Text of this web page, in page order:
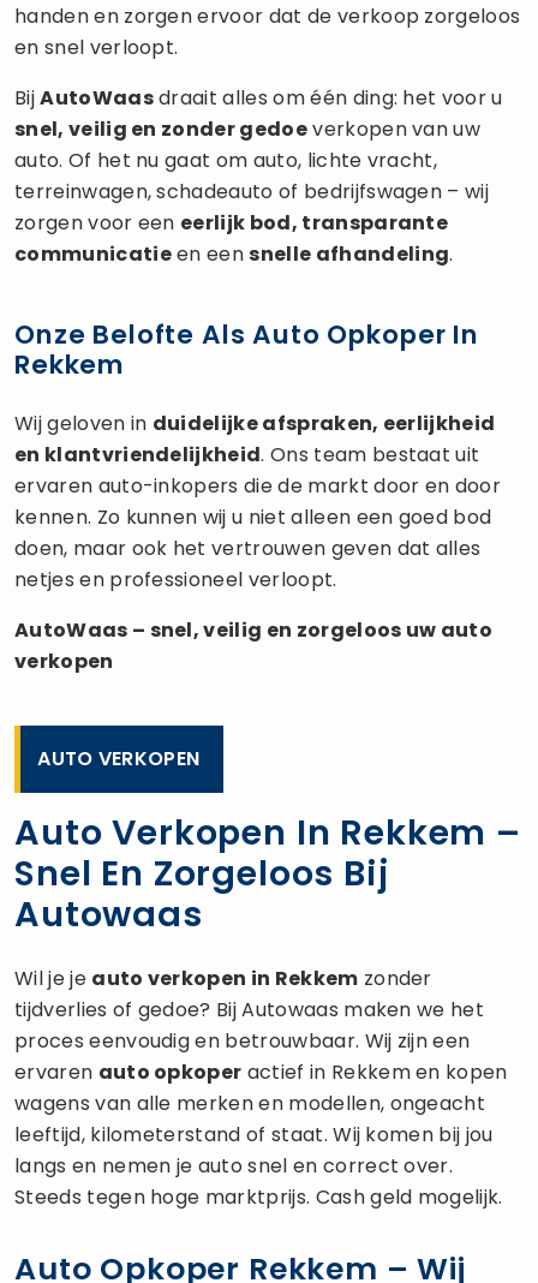
handen en zorgen ervoor dat de verkoop zorgeloos
en snel verloopt.
BijAutoWaasdraait alles om één ding: het voor u
snel, veilig en zonder gedoeverkopen van uw
auto. Of het nu gaat om auto, lichte vracht,
terreinwagen, schadeauto of bedrijfswagen – wij
zorgen voor een eerlijk bod, transparante
communicatieen eensnelle afhandeling.
Onze Belofte Als Auto Opkoper In
Rekkem
Wij geloven in duidelijke afspraken, eerlijkheid
en klantvriendelijkheid. Ons team bestaat uit
ervaren auto-inkopers die de markt door en door
kennen. Zo kunnen wij u niet alleen een goed bod
doen, maar ook het vertrouwen geven dat alles
netjes en professioneel verloopt.
AutoWaas – snel, veilig en zorgeloos uw auto
verkopen
AUTO VERKOPEN
Auto Verkopen In Rekkem –
Snel En Zorgeloos Bij
Autowaas
Wil je je auto verkopen in Rekkem zonder
tijdverlies of gedoe? Bij Autowaas maken we het
proces eenvoudig en betrouwbaar. Wij zijn een
ervaren auto opkoper actief in Rekkem en kopen
wagens van alle merken en modellen, ongeacht
leeftijd, kilometerstand of staat. Wij komen bij jou
langs en nemen je auto snel en correct over.
Steeds tegen hoge marktprijs. Cash geld mogelijk.
Auto Opkoper Rekkem – Wij